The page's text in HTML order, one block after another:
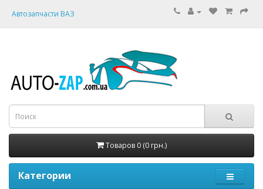
Автозапчасти ВАЗ
Товаров 0 (0 грн.)
Категории